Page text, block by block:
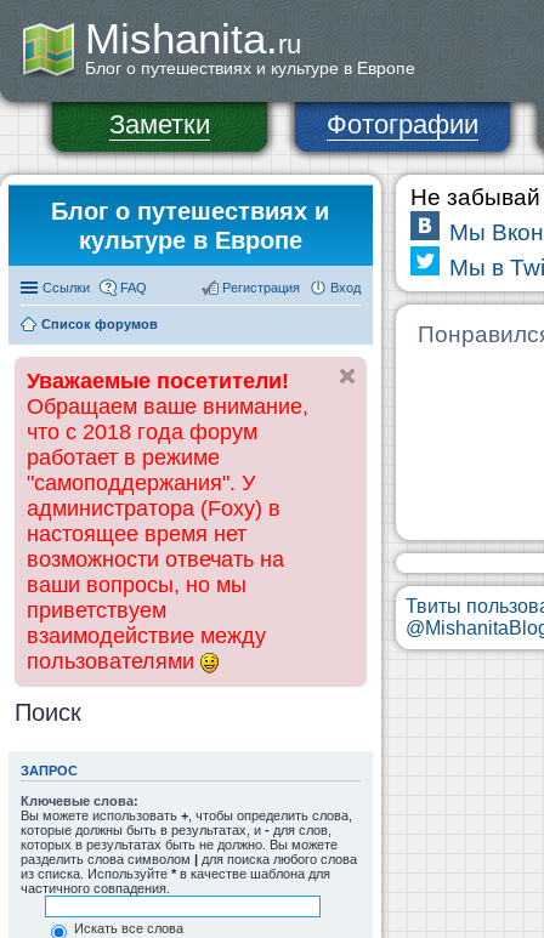
Mishanita.ru
Блог о путешествиях и культуре в Европе
Заметки Фотографии
Блог о путешествиях и
культуре в Европе
Ссылки FAQ Вход
Регистрация
Список форумов
Уважаемые посетители!
Обращаем ваше внимание,
что с 2018 года форум
работает в режиме
"самоподдержания". У
администратора (Foxy) в
настоящее время нет
возможности отвечать на
ваши вопросы, но мы
приветствуем
взаимодействие между
пользователями
Поиск
ЗАПРОС
Ключевые слова:
Вы можете использовать + , чтобы определить слова,
которые должны быть в результатах, и - для слов,
которых в результатах быть не должно. Вы можете
разделить слова символом | для поиска любого слова
из списка. Используйте * в качестве шаблона для
частичного совпадения.
Искать все слова
Не забывай
Мы
Мы в
Твиты